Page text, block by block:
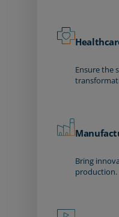
Ensure the
Bring
production.